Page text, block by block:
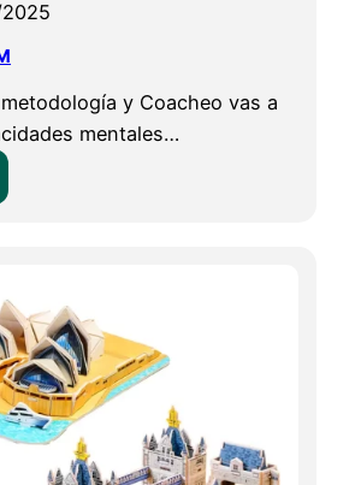
y Coacheo vas a
mentales…
o